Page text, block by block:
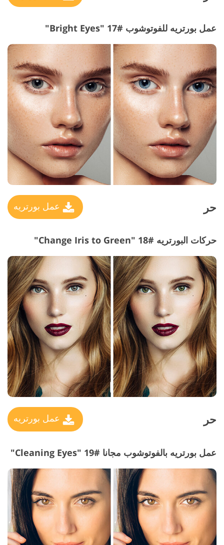
عمل بورتريه للفوتوشوب #17 "Bright Eyes"
حر عمل بورتريه
حركات البورتريه #18 "Change Iris to Green"
حر عمل بورتريه
عمل بورتريه بالفوتوشوب مجانا #19 "Cleaning Eyes"